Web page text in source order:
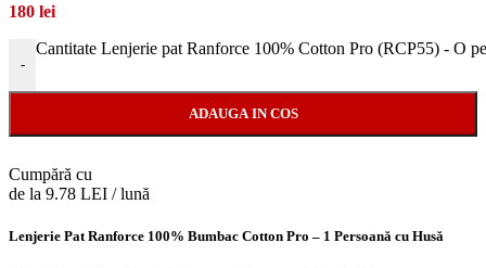
180 lei
-
Cantitate Lenjerie pat Ranforce 100% Cotton Pro (RCP55) - O
ADAUGA IN COS
Cumpără cu
de la 9.78 LEI / lună
Lenjerie Pat Ranforce 100% Bumbac Cotton Pro – 1 Persoană cu Husă